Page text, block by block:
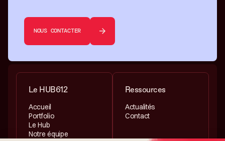
NOUS CONTACTER
Le HUB612
Accueil
Portfolio
Le Hub
Notre équipe
Ressources
Actualités
Contact